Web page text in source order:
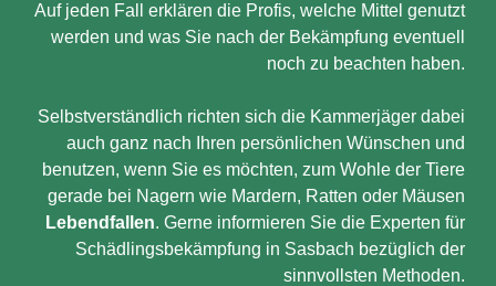
Auf jeden Fall erklären die Profis, welche Mittel genutzt
werden und was Sie nach der Bekämpfung eventuell
noch zu beachten haben.
Selbstverständlich richten sich die Kammerjäger dabei
auch ganz nach Ihren persönlichen Wünschen und
benutzen, wenn Sie es möchten, zum Wohle der Tiere
gerade bei Nagern wie Mardern, Ratten oder Mäusen
Lebendfallen. Gerne informieren Sie die Experten für
Schädlingsbekämpfung in Sasbach bezüglich der
sinnvollsten Methoden.